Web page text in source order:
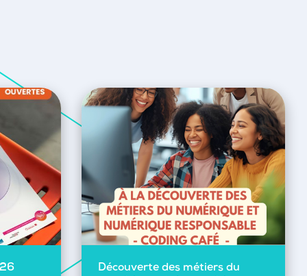
Découverte des métiers du